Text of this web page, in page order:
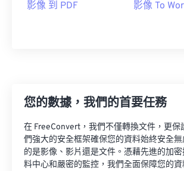
影像 到 PDF 影像 To
您的數據，我們的首要任務
在 FreeConvert，我們不僅轉換文件，更保
們強大的安全框架確保您的資料始終安全
的是影像、影片還是文件。憑藉先進的加
料中心和嚴密的監控，我們全面保障您的資